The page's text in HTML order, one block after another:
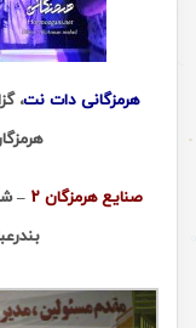
هرمزگانی دات نت،
صنایع هرمزگان 2